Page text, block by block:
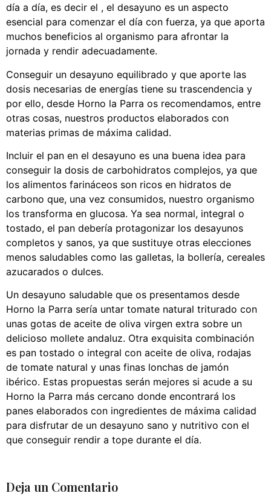
día a día, es decir el , el desayuno es un aspecto
esencial para comenzar el día con fuerza, ya que aporta
muchos beneficios al organismo para afrontar la
jornada y rendir adecuadamente.
Conseguir un desayuno equilibrado y que aporte las
dosis necesarias de energías tiene su trascendencia y
por ello, desde Horno la Parra os recomendamos, entre
otras cosas, nuestros productos elaborados con
materias primas de máxima calidad.
Incluir el pan en el desayuno es una buena idea para
conseguir la dosis de carbohidratos complejos, ya que
los alimentos farináceos son ricos en hidratos de
carbono que, una vez consumidos, nuestro organismo
los transforma en glucosa. Ya sea normal, integral o
tostado, el pan debería protagonizar los desayunos
completos y sanos, ya que sustituye otras elecciones
menos saludables como las galletas, la bollería, cereales
azucarados o dulces.
Un desayuno saludable que os presentamos desde
Horno la Parra sería untar tomate natural triturado con
unas gotas de aceite de oliva virgen extra sobre un
delicioso mollete andaluz. Otra exquisita combinación
es pan tostado o integral con aceite de oliva, rodajas
de tomate natural y unas finas lonchas de jamón
ibérico. Estas propuestas serán mejores si acude a su
Horno la Parra más cercano donde encontrará los
panes elaborados con ingredientes de máxima calidad
para disfrutar de un desayuno sano y nutritivo con el
que conseguir rendir a tope durante el día.
Deja un Comentario